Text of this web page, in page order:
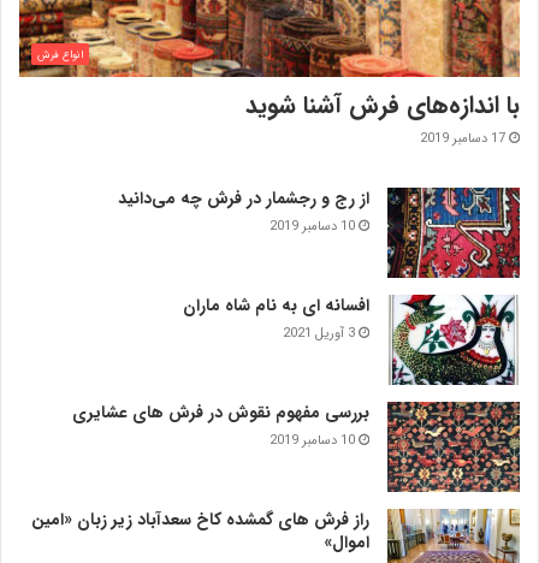
انواع فرش
با اندازه‌‌های فرش آشنا شوید
17 دسامبر 2019
از رج و رجشمار در فرش چه می‌دانید
10 دسامبر 2019
افسانه ای به نام شاه ماران
3 آوریل 2021
بررسی مفهوم نقوش در فرش‌ های عشایری
10 دسامبر 2019
راز فرش های گمشده کاخ سعدآباد زیر زبان «امین
اموال»